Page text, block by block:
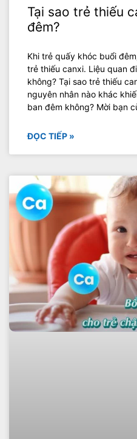
Tại sao trẻ thiếu
đêm?
Khi trẻ quấy khóc buổi
trẻ thiếu canxi. Liệu quan
không? Tại sao trẻ thiếu
nguyên nhân nào khác
ban đêm không? Mời bạn
ĐỌC TIẾP »